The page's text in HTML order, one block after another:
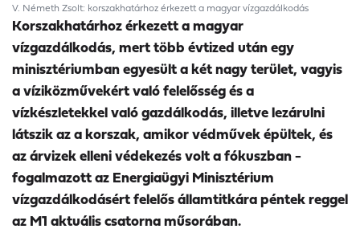
V. Németh Zsolt: korszakhatárhoz érkezett a magyar vízgazdálkodás
Korszakhatárhoz érkezett a magyar
vízgazdálkodás, mert több évtized után egy
minisztériumban egyesült a két nagy terület, vagyis
a víziközművekért való felelősség és a
vízkészletekkel való gazdálkodás, illetve lezárulni
látszik az a korszak, amikor védművek épültek, és
az árvizek elleni védekezés volt a fókuszban -
fogalmazott az Energiaügyi Minisztérium
vízgazdálkodásért felelős államtitkára péntek reggel
az M1 aktuális csatorna műsorában.